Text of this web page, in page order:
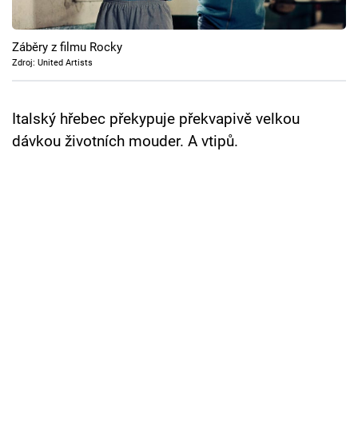
Záběry z filmu Rocky
Zdroj: United Artists
Italský hřebec překypuje překvapivě velkou
dávkou životních mouder. A vtipů.